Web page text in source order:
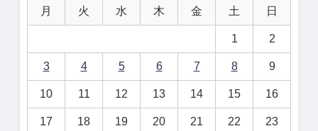
月 火 水 木 金 土 日
1 2
3 4 5 6 7 8 9
10 11 12 13 14 15 16
17 18 19 20 21 22 23